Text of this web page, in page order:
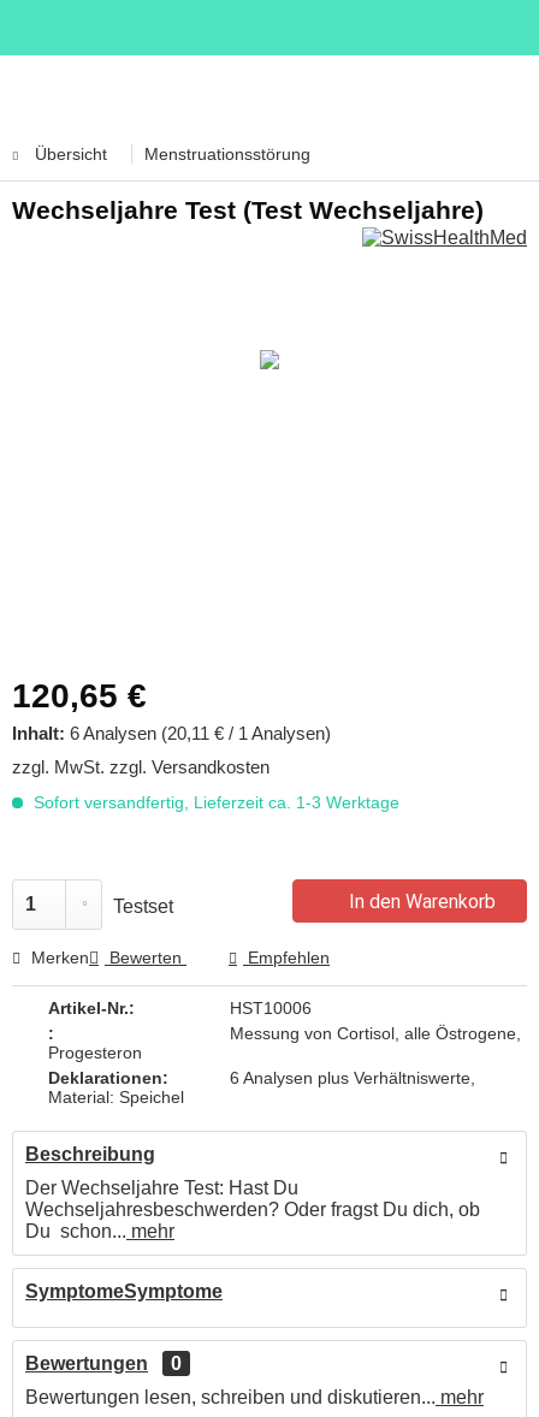
Übersicht Menstruationsstörung
Wechseljahre Test (Test Wechseljahre)
120,65 €
Inhalt: 6 Analysen (20,11 € / 1 Analysen)
zzgl. MwSt. zzgl. Versandkosten
Sofort versandfertig, Lieferzeit ca. 1-3 Werktage
Testset In den Warenkorb
Merken Bewerten Empfehlen
Artikel-Nr.:
HST10006
:
Messung von Cortisol, alle Östrogene,
Progesteron
Deklarationen:
6 Analysen plus Verhältniswerte,
Material: Speichel
Beschreibung
Der Wechseljahre Test: Hast Du
Wechseljahresbeschwerden? Oder fragst Du dich, ob
Du schon... mehr
SymptomeSymptome
Bewertungen
0
Bewertungen lesen, schreiben und diskutieren... mehr